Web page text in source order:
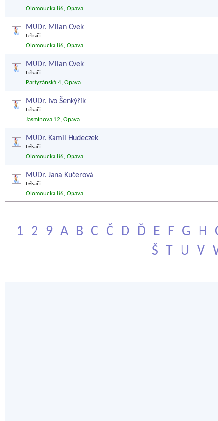
Olomoucká 86, Opava
MUDr. Milan Cvek
Lékaři
Olomoucká 86, Opava
MUDr. Milan Cvek
Lékaři
Partyzánská 4, Opava
MUDr. Ivo Šenkýřík
Lékaři
Jasmínova 12, Opava
MUDr. Kamil Hudeczek
Lékaři
Olomoucká 86, Opava
MUDr. Jana Kučerová
Lékaři
Olomoucká 86, Opava
1 2 9 A B C Č D Ď E F G H
Š
T U V